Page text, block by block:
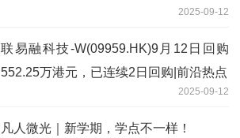
2025-09-12
联易融科技-W(09959.HK)9月12日回购
552.25万港元，已连续2日回购|前沿热点
2025-09-12
凡人微光｜新学期，学点不一样！